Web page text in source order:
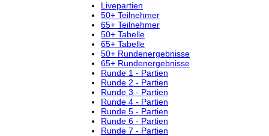
Livepartien
50+ Teilnehmer
65+ Teilnehmer
50+ Tabelle
65+ Tabelle
50+ Rundenergebnisse
65+ Rundenergebnisse
Runde 1 - Partien
Runde 2 - Partien
Runde 3 - Partien
Runde 4 - Partien
Runde 5 - Partien
Runde 6 - Partien
Runde 7 - Partien